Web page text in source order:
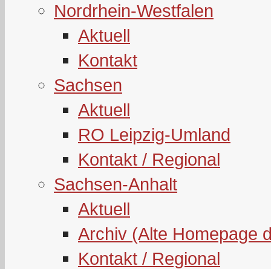
Nordrhein-Westfalen
Aktuell
Kontakt
Sachsen
Aktuell
RO Leipzig-Umland
Kontakt / Regional
Sachsen-Anhalt
Aktuell
Archiv (Alte Homepage
Kontakt / Regional